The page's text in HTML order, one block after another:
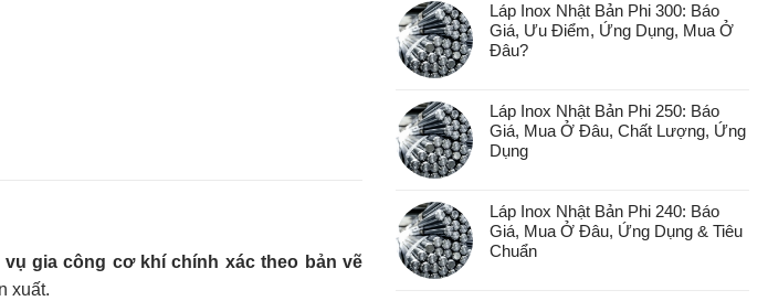
vụ gia công cơ khí chính xác theo bản vẽ
xuất.
Láp Inox Nhật Bản Phi 300: Báo
Giá, Ưu Điểm, Ứng Dụng, Mua Ở
Đâu?
Láp Inox Nhật Bản Phi 250: Báo
Giá, Mua Ở Đâu, Chất Lượng, Ứng
Dụng
Láp Inox Nhật Bản Phi 240: Báo
Giá, Mua Ở Đâu, Ứng Dụng & Tiêu
Chuẩn